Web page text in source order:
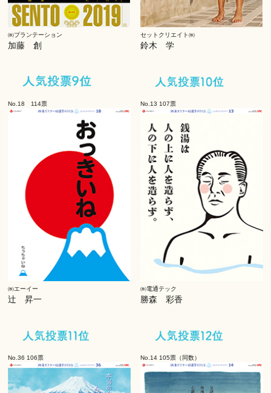
㈱プランテーション
加藤 創
セットクリエイト㈱
鈴木 学
No.18 114票
㈱エーイー
辻 昇一
No.13 107票
㈱電通テック
勝森 彩香
No.36 106票 No.14 105票（同数）